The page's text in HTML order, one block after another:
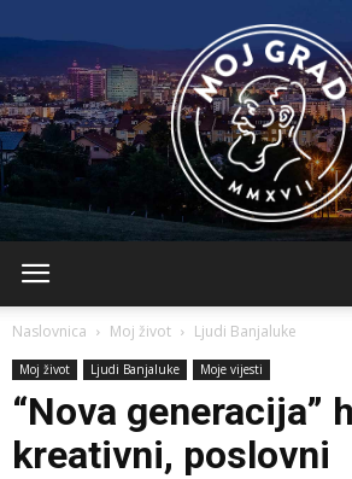
Naslovnica Moj život Ljudi Banjaluke
Moj život Ljudi Banjaluke Moje vijesti
“Nova generacija”
kreativni, poslovni